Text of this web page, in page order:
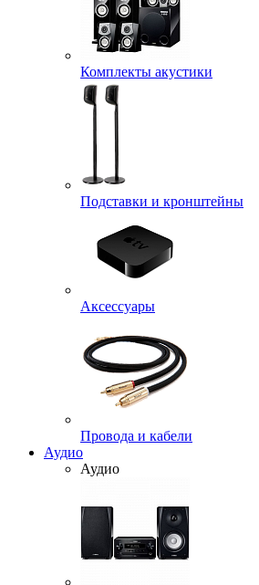
Комплекты акустики
Подставки и кронштейны
Аксессуары
Провода и кабели
Аудио
Аудио